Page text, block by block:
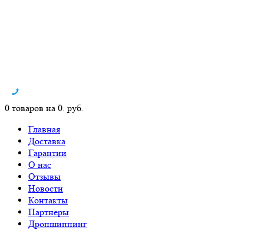
0 товаров на 0. руб.
Главная
Доставка
Гарантии
О нас
Отзывы
Новости
Контакты
Партнеры
Дропшиппинг